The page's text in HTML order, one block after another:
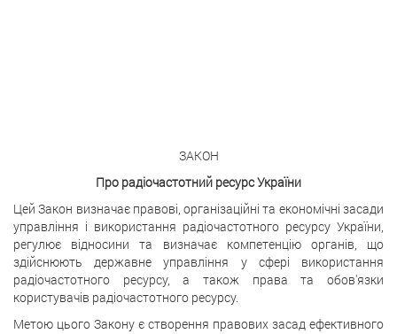
ЗАКОН
Про радіочастотний ресурс України
Цей Закон визначає правові, організаційні та економічні засади
управління і використання радіочастотного ресурсу України,
регулює відносини та визначає компетенцію органів, що
здійснюють державне управління у сфері використання
радіочастотного ресурсу, а також права та обов'язки
користувачів радіочастотного ресурсу.
Метою цього Закону є створення правових засад ефективного